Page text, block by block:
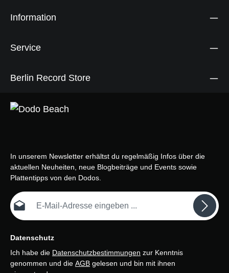
Information
Service
Berlin Record Store
In unserem Newsletter erhältst du regelmäßig Infos über die
aktuellen Neuheiten, neue Blogbeiträge und Events sowie
Plattentipps von den Dodos.
E-Mail-Adresse*
Datenschutz
Ich habe die Datenschutzbestimmungen zur Kenntnis
genommen und die AGB gelesen und bin mit ihnen